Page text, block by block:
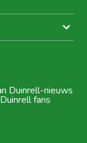
Duinrell-nieuws
fans